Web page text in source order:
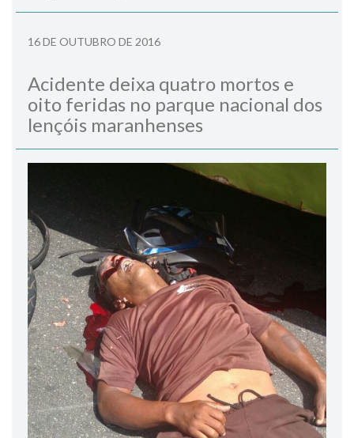
16 DE OUTUBRO DE 2016
Acidente deixa quatro mortos e
oito feridas no parque nacional dos
lençóis maranhenses